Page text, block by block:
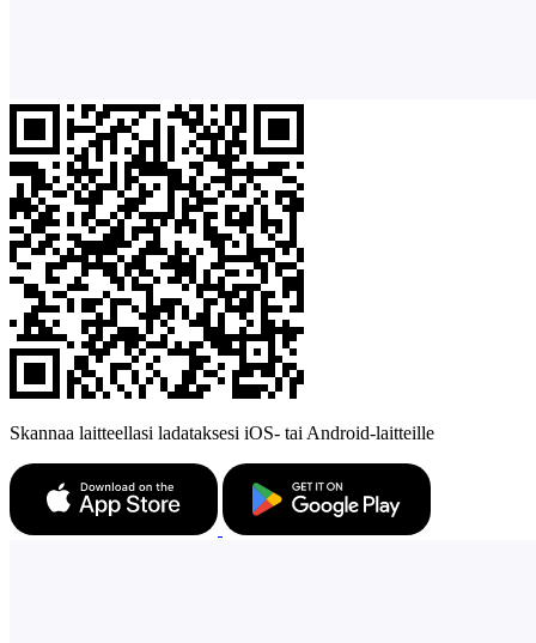
Skannaa laitteellasi ladataksesi iOS- tai Android-laitteille